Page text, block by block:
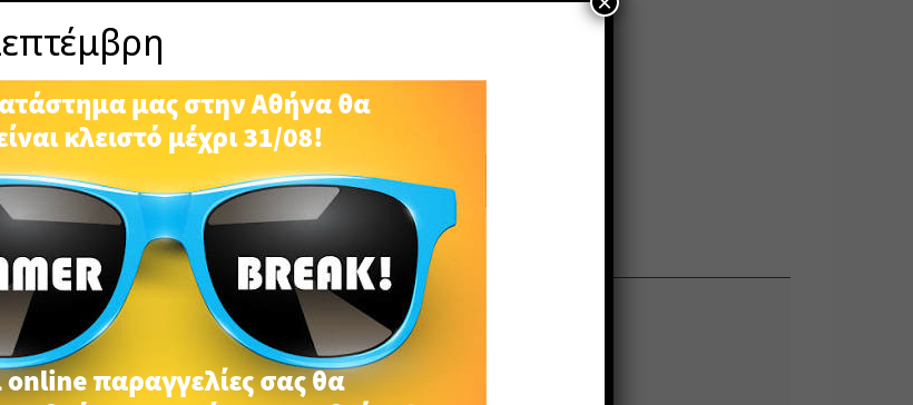
ΠΕΡΙΓΡΑΦΉ
ρυθμιζόμενο
RELATED PRODUCTS